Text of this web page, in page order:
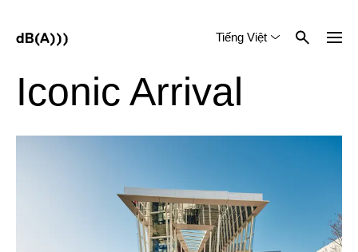
Tiếng Việt
Iconic Arrival